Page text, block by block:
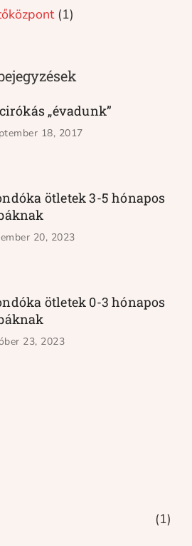
(1)
„évadunk”
18, 2017
ötletek 3-5 hónapos
20, 2023
ötletek 0-3 hónapos
23, 2023
(1)